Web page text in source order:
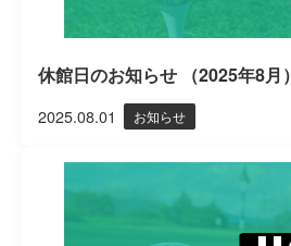
2025.08.01 お知らせ
休館日のお知らせ （2025年8月）